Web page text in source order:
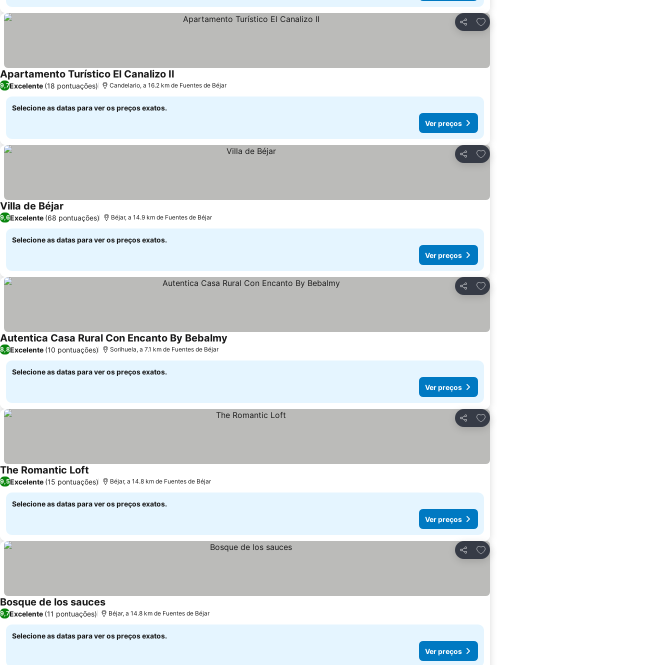
Partilhar
Adicionar aos favoritos
Apartamento Turístico El Canalizo II
9,7Excelente (18 pontuações) Candelario, a 16.2 km de Fuentes de Béjar
Selecione as datas para ver os preços exatos.
Ver preços
Partilhar
Adicionar aos favoritos
Villa de Béjar
9,6Excelente (68 pontuações) Béjar, a 14.9 km de Fuentes de Béjar
Selecione as datas para ver os preços exatos.
Ver preços
Partilhar
Adicionar aos favoritos
Autentica Casa Rural Con Encanto By Bebalmy
8,8Excelente (10 pontuações) Sorihuela, a 7.1 km de Fuentes de Béjar
Selecione as datas para ver os preços exatos.
Ver preços
Partilhar
Adicionar aos favoritos
The Romantic Loft
9,5Excelente (15 pontuações) Béjar, a 14.8 km de Fuentes de Béjar
Selecione as datas para ver os preços exatos.
Ver preços
Partilhar
Adicionar aos favoritos
Bosque de los sauces
9,7Excelente (11 pontuações) Béjar, a 14.8 km de Fuentes de Béjar
Selecione as datas para ver os preços exatos.
Ver preços